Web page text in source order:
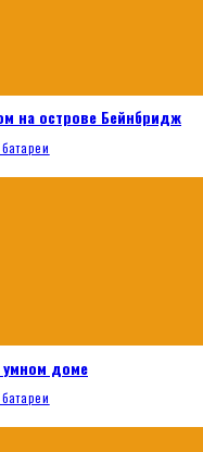
на острове Бейнбридж
доме